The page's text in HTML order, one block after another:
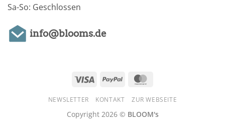
Sa-So: Geschlossen
info@blooms.de
Visa PayPal
NEWSLETTER KONTAKT ZUR WEBSEITE
Copyright 2026 © BLOOM's